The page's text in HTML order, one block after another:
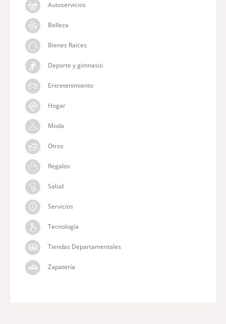
Autoservicios
Belleza
Bienes Raíces
Deporte y gimnasio
Entretenimiento
Hogar
Moda
Otros
Regalos
Salud
Servicios
Tecnología
Tiendas Departamentales
Zapatería